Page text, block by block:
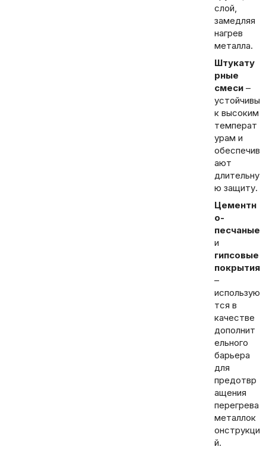
слой,
замедляя
нагрев
металла.
Штукату
рные
смеси–
устойчивы
к высоким
температ
урам и
обеспечив
ают
длительну
ю защиту.
Цементн
о-
песчаные
и
гипсовые
покрытия
–
использую
тся в
качестве
дополнит
ельного
барьера
для
предотвр
ащения
перегрева
металлок
онструкци
й.